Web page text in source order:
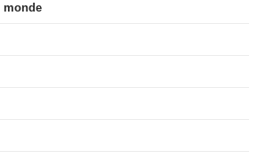
monde